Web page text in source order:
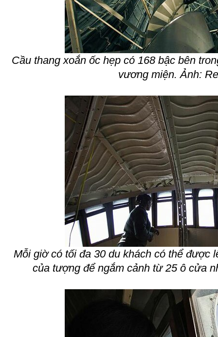
Cầu thang xoắn ốc hẹp có 168 bậc bên
vương miện. Ảnh:
Mỗi giờ có tối đa 30 du khách có thể được
của tượng để ngắm cảnh từ 25 ô cửa